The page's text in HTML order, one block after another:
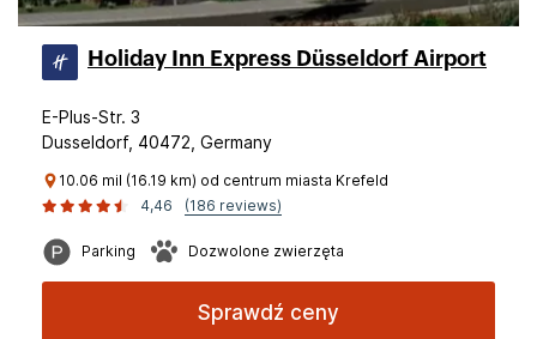
Holiday Inn Express Düsseldorf Airport
E-Plus-Str. 3
Dusseldorf, 40472, Germany
10.06 mil (16.19 km) od centrum miasta Krefeld
4,46
(186 reviews)
Parking Dozwolone zwierzęta
Sprawdź ceny